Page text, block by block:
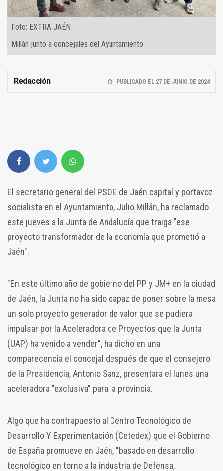
Foto: EXTRA JAÉN
Millán junto a concejales del Ayuntamiento
Redacción PUBLICADO EL 27 DE JUNIO DE 2024
El secretario general del PSOE de Jaén capital y portavoz
socialista en el Ayuntamiento, Julio Millán, ha reclamado
este jueves a la Junta de Andalucía que traiga "ese
proyecto transformador de la economía que prometió a
Jaén".
"En este último año de gobierno del PP y JM+ en la ciudad
de Jaén, la Junta no ha sido capaz de poner sobre la mesa
un solo proyecto generador de valor que se pudiera
impulsar por la Aceleradora de Proyectos que la Junta
(UAP) ha venido a vender", ha dicho en una
comparecencia el concejal después de que el consejero
de la Presidencia, Antonio Sanz, presentara el lunes una
aceleradora "exclusiva" para la provincia.
Algo que ha contrapuesto al Centro Tecnológico de
Desarrollo Y Experimentación (Cetedex) que el Gobierno
de España promueve en Jaén, "basado en desarrollo
tecnológico en torno a la industria de Defensa,